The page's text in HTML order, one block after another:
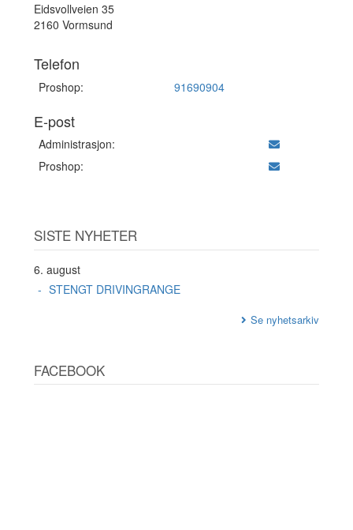
Eidsvollveien 35
2160 Vormsund
Telefon
Proshop: 91690904
E-post
Administrasjon:
Proshop:
SISTE NYHETER
6. august
STENGT DRIVINGRANGE
Se nyhetsarkiv
FACEBOOK